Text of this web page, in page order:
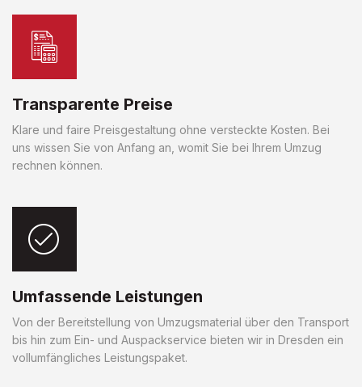
Transparente Preise
Klare und faire Preisgestaltung ohne versteckte Kosten. Bei
uns wissen Sie von Anfang an, womit Sie bei Ihrem Umzug
rechnen können.
Umfassende Leistungen
Von der Bereitstellung von Umzugsmaterial über den Transport
bis hin zum Ein- und Auspackservice bieten wir in Dresden ein
vollumfängliches Leistungspaket.